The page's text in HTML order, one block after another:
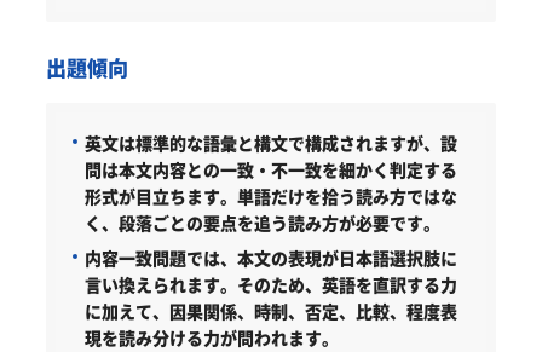
出題傾向
英文は標準的な語彙と構文で構成されますが、設
問は本文内容との一致・不一致を細かく判定する
形式が目立ちます。単語だけを拾う読み方ではな
く、段落ごとの要点を追う読み方が必要です。
内容一致問題では、本文の表現が日本語選択肢に
言い換えられます。そのため、英語を直訳する力
に加えて、因果関係、時制、否定、比較、程度表
現を読み分ける力が問われます。